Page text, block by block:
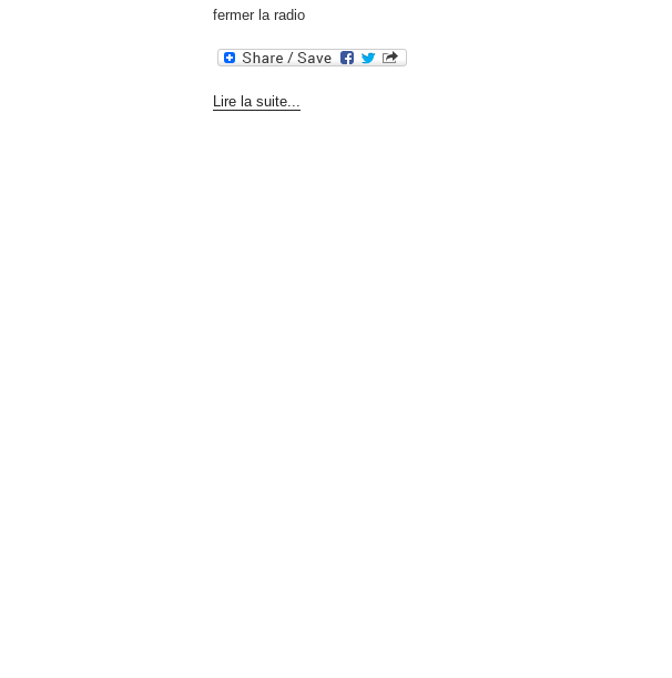
fermer la radio
Lire la suite...